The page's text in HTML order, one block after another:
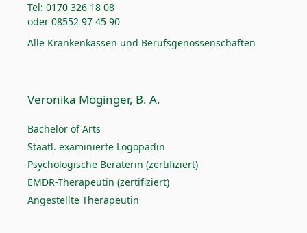
Tel: 0170 326 18 08
oder 08552 97 45 90
Alle Krankenkassen und Berufsgenossenschaften
Veronika Möginger, B. A.
Bachelor of Arts
Staatl. examinierte Logopädin
Psychologische Beraterin (zertifiziert)
EMDR-Therapeutin (zertifiziert)
Angestellte Therapeutin